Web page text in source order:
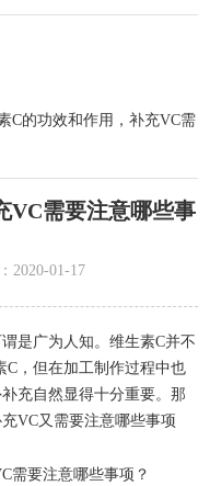
C的功效和作用，补充VC需
VC需要注意哪些事
2020-01-17
是广为人知。维生素C并不
C，但在加工制作过程中也
充自然显得十分重要。那
VC又需要注意哪些事项